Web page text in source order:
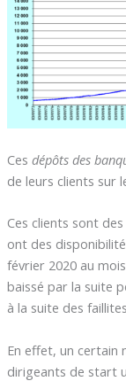
Ces dépôts des
de leurs clients sur
Ces clients sont
ont des
février 2020 au
baissé par la suite
à la suite des
En effet, un certain
dirigeants de start